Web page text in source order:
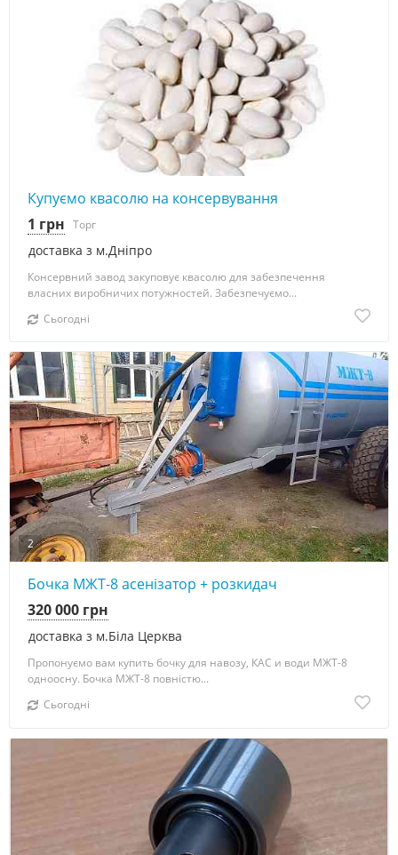
Купуємо квасолю на консервування
доставка з м.Дніпро
1 грн Торг
Консервний завод закуповує квасолю для забезпечення
власних виробничих потужностей. Забезпечуємо...
Сьогодні
2
Бочка МЖТ-8 асенізатор + розкидач
доставка з м.Біла Церква
320 000 грн
Пропонуємо вам купить бочку для навозу, КАС и води МЖТ-8
одноосну. Бочка МЖТ-8 повністю...
Сьогодні